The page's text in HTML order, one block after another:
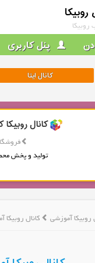
روبیکا
پنل کاربری
کانال ایتا
کانال روبیکا
تولید و پخش
روبیکا آموزشی کانال